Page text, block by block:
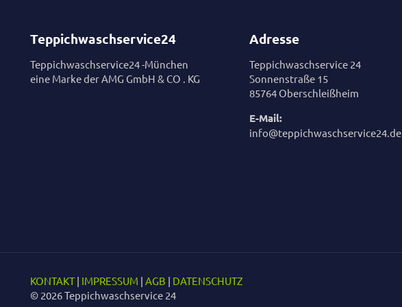
Teppichwaschservice24
Teppichwaschservice24 -München
eine Marke der AMG GmbH & CO . KG
Adresse
Teppichwaschservice 24
Sonnenstraße 15
85764 Oberschleißheim
E-Mail:
info@teppichwaschservice24.de
KONTAKT| IMPRESSUM | AGB | DATENSCHUTZ
© 2026 Teppichwaschservice 24